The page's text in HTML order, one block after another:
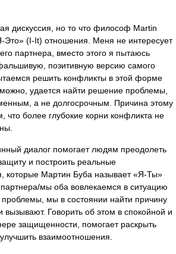
дискуссия, но то что философ Martin
Это» (I-It) отношения. Меня не интересует
партнера, вместо этого я пытаюсь
позитивную версию самого
решить конфликты в этой форме
удается найти решение проблемы,
а не долгосрочным. Причина этому
что более глубокие корни конфликта не
диалог помогает людям преодолеть
и построить реальные
которые Мартин Буба называет «Я-Ты»
мы оба вовлекаемся в ситуацию
проблемы, мы в состоянии найти причину
вызывают. Говорить об этом в спокойной и
защищенности, помогает раскрыть
взаимоотношения.